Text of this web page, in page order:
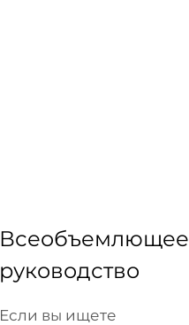
Всеобъемлющее
руководство
Если вы ищете